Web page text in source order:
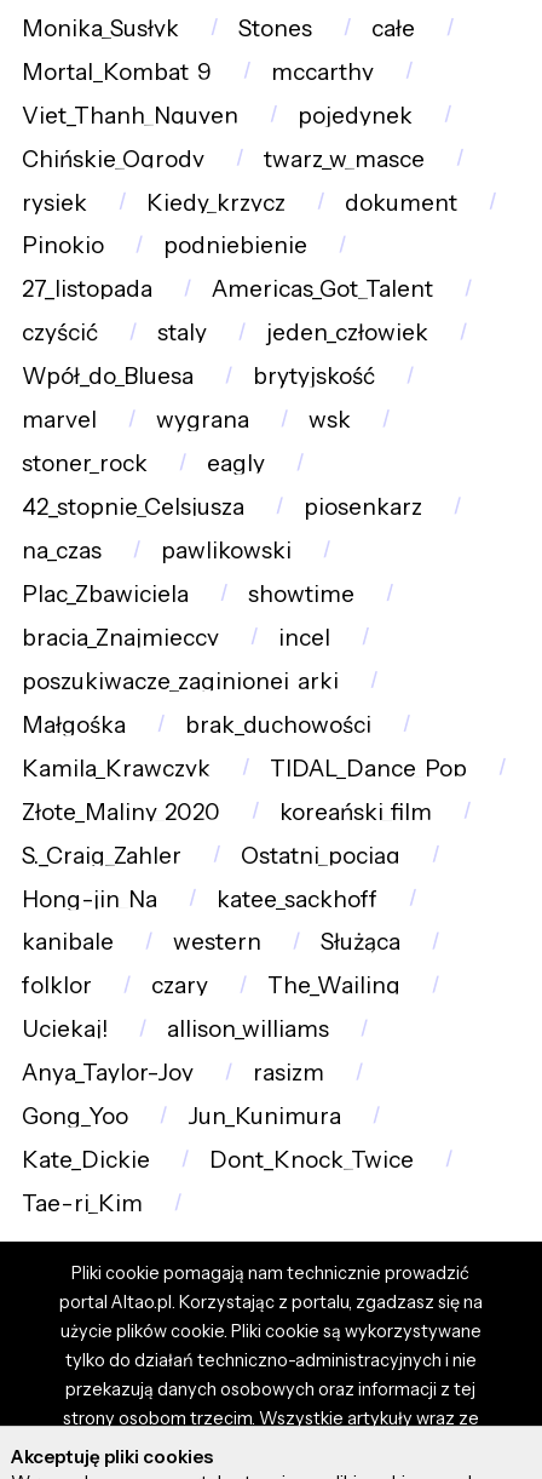
Monika_Susłyk
Stones
całe
Mortal_Kombat_9
mccarthy
Viet_Thanh_Nguyen
pojedynek
Chińskie_Ogrody
twarz_w_masce
rysiek
Kiedy_krzycz
dokument
Pinokio
podniebienie
27_listopada
Americas_Got_Talent
czyścić
staly
jeden_człowiek
Wpół_do_Bluesa
brytyjskość
marvel
wygrana
wsk
stoner_rock
eagly
42_stopnie_Celsjusza
piosenkarz
na_czas
pawlikowski
Plac_Zbawiciela
showtime
bracia_Znajmieccy
incel
poszukiwacze_zaginionej_arki
Małgośka
brak_duchowości
Kamila_Krawczyk
TIDAL_Dance_Pop
Złote_Maliny_2020
koreański_film
S._Craig_Zahler
Ostatni_pociąg
Hong-jin_Na
katee_sackhoff
kanibale
western
Służąca
folklor
czary
The_Wailing
Uciekaj!
allison_williams
Anya_Taylor-Joy
rasizm
Gong_Yoo
Jun_Kunimura
Kate_Dickie
Dont_Knock_Twice
Tae-ri_Kim
Pliki cookie pomagają nam technicznie prowadzić
portal Altao.pl. Korzystając z portalu, zgadzasz się na
użycie plików cookie. Pliki cookie są wykorzystywane
tylko do działań techniczno-administracyjnych i nie
przekazują danych osobowych oraz informacji z tej
strony osobom trzecim. Wszystkie artykuły wraz ze
zdjęciami i materiałami dostępnymi na portalu są
Akceptuję pliki cookies